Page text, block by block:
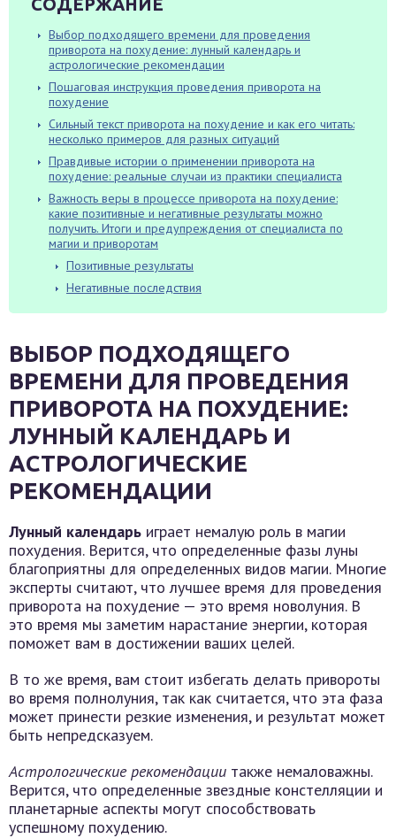
Выбор подходящего времени для проведения
приворота на похудение: лунный календарь и
астрологические рекомендации
Пошаговая инструкция проведения приворота на
похудение
Сильный текст приворота на похудение и как его читать:
несколько примеров для разных ситуаций
Правдивые истории о применении приворота на
похудение: реальные случаи из практики специалиста
Важность веры в процессе приворота на похудение:
какие позитивные и негативные результаты можно
получить. Итоги и предупреждения от специалиста по
магии и приворотам
Позитивные результаты
Негативные последствия
ВЫБОР ПОДХОДЯЩЕГО
ВРЕМЕНИ ДЛЯ ПРОВЕДЕНИЯ
ПРИВОРОТА НА ПОХУДЕНИЕ:
ЛУННЫЙ КАЛЕНДАРЬ И
АСТРОЛОГИЧЕСКИЕ
РЕКОМЕНДАЦИИ
Лунный календарь играет немалую роль в магии
похудения. Верится, что определенные фазы луны
благоприятны для определенных видов магии. Многие
эксперты считают, что лучшее время для проведения
приворота на похудение — это время новолуния. В
это время мы заметим нарастание энергии, которая
поможет вам в достижении ваших целей.
В то же время, вам стоит избегать делать привороты
во время полнолуния, так как считается, что эта фаза
может принести резкие изменения, и результат может
быть непредсказуем.
Астрологические рекомендации также немаловажны.
Верится, что определенные звездные констелляции и
планетарные аспекты могут способствовать
успешному похудению.